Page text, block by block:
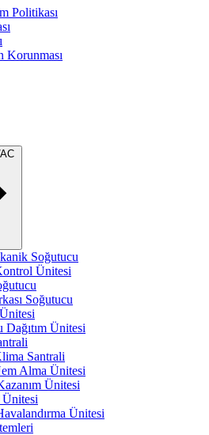
Politikası
Korunması
Soğutucu
Ünitesi
Soğutucu
Dağıtım Ünitesi
Santrali
Alma Ünitesi
Ünitesi
Ünitesi